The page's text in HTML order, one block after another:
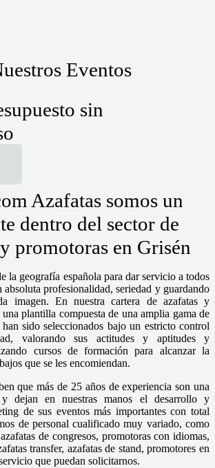
Eventos
sin
Azafatas somos un
dentro del sector de
promotoras en Grisén
la geografía española para dar servicio a todos
absoluta profesionalidad, seriedad y guardando
imagen. En nuestra cartera de azafatas y
plantilla compuesta de una amplia gama de
sido seleccionados bajo un estricto control
valorando sus actitudes y aptitudes y
cursos de formación para alcanzar la
que se les encomiendan.
que más de 25 años de experiencia son una
dejan en nuestras manos el desarrollo y
de sus eventos más importantes con total
de personal cualificado muy variado, como
de congresos, promotoras con idiomas,
transfer, azafatas de stand, promotores en
que puedan solicitarnos.